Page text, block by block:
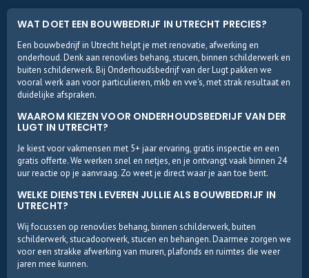
WAT DOET EEN BOUWBEDRIJF IN UTRECHT PRECIES?
Een bouwbedrijf in Utrecht helpt je met renovatie, afwerking en
onderhoud. Denk aan renovlies behang, stucen, binnen schilderwerk en
buiten schilderwerk. Bij Onderhoudsbedrijf van der Lugt pakken we
vooral werk aan voor particulieren, mkb en vve's, met strak resultaat en
duidelijke afspraken.
WAAROM KIEZEN VOOR ONDERHOUDSBEDRIJF VAN DER
LUGT IN UTRECHT?
Je kiest voor vakmensen met 5+ jaar ervaring, gratis inspectie en een
gratis offerte. We werken snel en netjes, en je ontvangt vaak binnen 24
uur reactie op je aanvraag. Zo weet je direct waar je aan toe bent.
WELKE DIENSTEN LEVEREN JULLIE ALS BOUWBEDRIJF IN
UTRECHT?
Wij focussen op renovlies behang, binnen schilderwerk, buiten
schilderwerk, stucadoorwerk, stucen en behangen. Daarmee zorgen we
voor een strakke afwerking van muren, plafonds en ruimtes die weer
jaren mee kunnen.